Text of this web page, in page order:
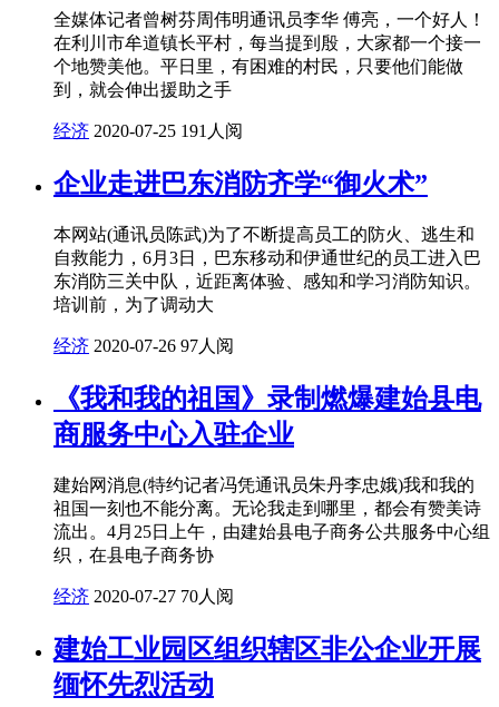
全媒体记者曾树芬周伟明通讯员李华 傅亮，一个好人！
在利川市牟道镇长平村，每当提到殷，大家都一个接一
个地赞美他。平日里，有困难的村民，只要他们能做
到，就会伸出援助之手
经济 2020-07-25 191人阅
企业走进巴东消防齐学“御火术”
本网站(通讯员陈武)为了不断提高员工的防火、逃生和
自救能力，6月3日，巴东移动和伊通世纪的员工进入巴
东消防三关中队，近距离体验、感知和学习消防知识。
培训前，为了调动大
经济 2020-07-26 97人阅
《我和我的祖国》录制燃爆建始县电
商服务中心入驻企业
建始网消息(特约记者冯凭通讯员朱丹李忠娥)我和我的
祖国一刻也不能分离。无论我走到哪里，都会有赞美诗
流出。4月25日上午，由建始县电子商务公共服务中心组
织，在县电子商务协
经济 2020-07-27 70人阅
建始工业园区组织辖区非公企业开展
缅怀先烈活动